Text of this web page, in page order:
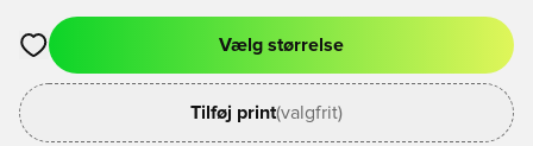
Åbner en Modal til at logge ind eller tilmelde dig som medlem
Vælg størrelse
Tilføj print(valgfrit)